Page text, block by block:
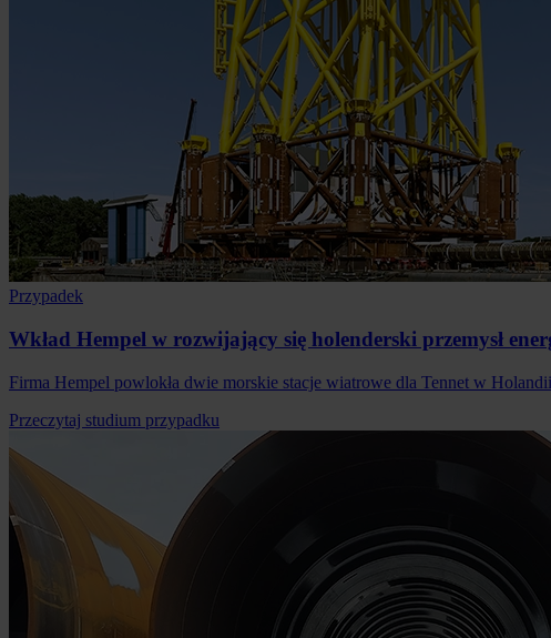
Przypadek
Wkład Hempel w rozwijający się holenderski przemysł
Firma Hempel powlokła dwie morskie stacje wiatrowe dla Tennet w
Przeczytaj studium przypadku